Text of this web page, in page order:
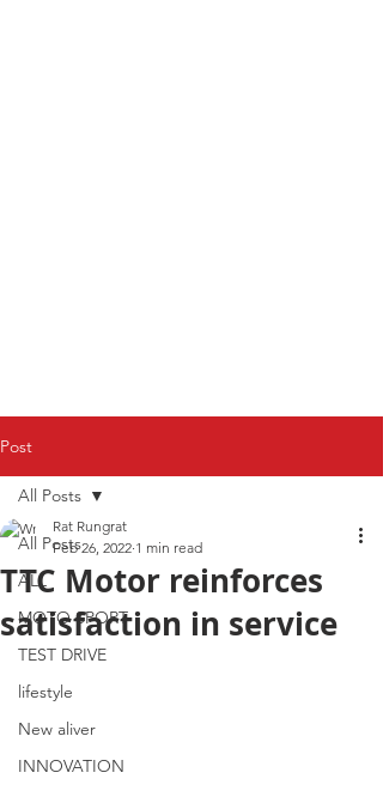
Post
All Posts
ALL
MOTO SPORT
TEST DRIVE
lifestyle
New aliver
INNOVATION
All Posts
TTC Motor reinforces
satisfaction in service
Rat Rungrat
Feb 26, 2022 1 min read